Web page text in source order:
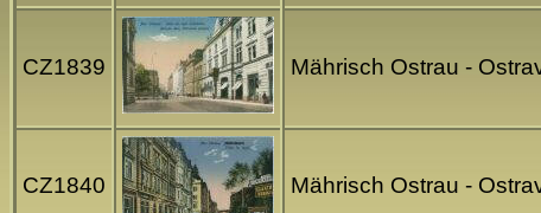
CZ1839 Mährisch Ostrau -
CZ1840 Mährisch Ostrau -